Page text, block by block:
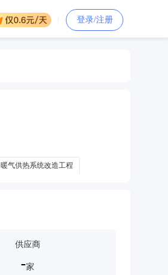
登录/注册
暖气供热系统改造工程
供应商
-家